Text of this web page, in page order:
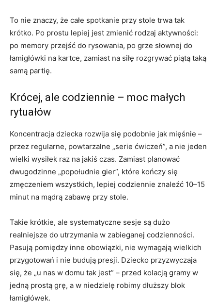
To nie znaczy, że całe spotkanie przy stole trwa tak
krótko. Po prostu lepiej jest zmienić rodzaj aktywności:
po memory przejść do rysowania, po grze słownej do
łamigłówki na kartce, zamiast na siłę rozgrywać piątą taką
samą partię.
Krócej, ale codziennie – moc małych
rytuałów
Koncentracja dziecka rozwija się podobnie jak mięśnie –
przez regularne, powtarzalne „serie ćwiczeń”, a nie jeden
wielki wysiłek raz na jakiś czas. Zamiast planować
dwugodzinne „popołudnie gier”, które kończy się
zmęczeniem wszystkich, lepiej codziennie znaleźć 10–15
minut na mądrą zabawę przy stole.
Takie krótkie, ale systematyczne sesje są dużo
realniejsze do utrzymania w zabieganej codzienności.
Pasują pomiędzy inne obowiązki, nie wymagają wielkich
przygotowań i nie budują presji. Dziecko przyzwyczaja
się, że „u nas w domu tak jest” – przed kolacją gramy w
jedną prostą grę, a w niedzielę robimy dłuższy blok
łamigłówek.